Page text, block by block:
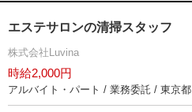
エステサロンの清掃スタッフ
株式会社Luvina
時給2,000円
アルバイト・パート / 業務委託 / 東京都